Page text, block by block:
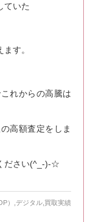
ていた
す。
れからの高騰は
高額査定をしま
ださい(^_-)-☆
） デジタル 買取実績